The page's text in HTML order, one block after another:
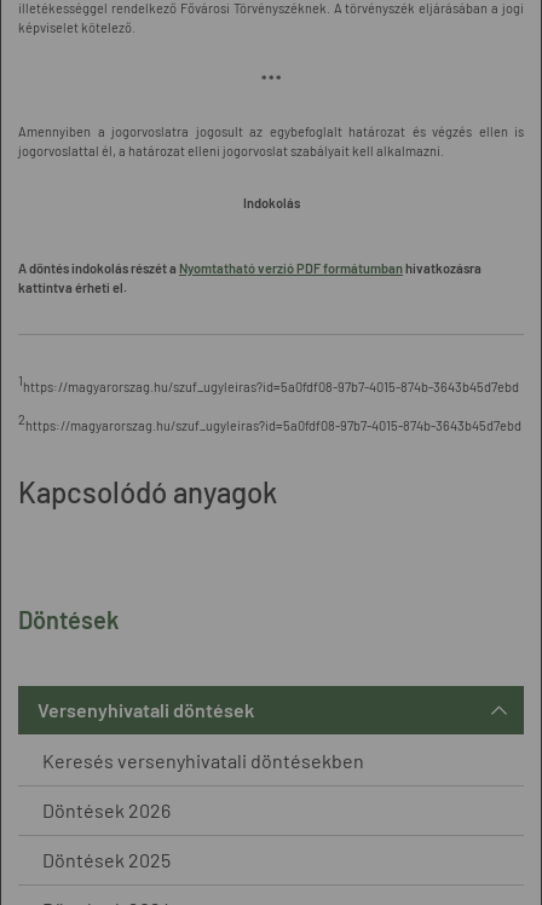
Döntések
Versenyhivatali döntések
Keresés versenyhivatali döntésekben
Döntések 2026
Döntések 2025
illetékességgel rendelkező Fővárosi Törvényszéknek. A törvényszék eljárásában a jogi
képviselet kötelező.
* * *
Amennyiben a jogorvoslatra jogosult az egybefoglalt határozat és végzés ellen is
jogorvoslattal él, a határozat elleni jogorvoslat szabályait kell alkalmazni.
Indokolás
A döntés indokolás részét a Nyomtatható verzió PDF formátumbanhivatkozásra
kattintva érheti el.
1https://magyarorszag.hu/szuf_ugyleiras?id=5a0fdf08-97b7-4015-874b-3643b45d7ebd
2https://magyarorszag.hu/szuf_ugyleiras?id=5a0fdf08-97b7-4015-874b-3643b45d7ebd
Kapcsolódó anyagok